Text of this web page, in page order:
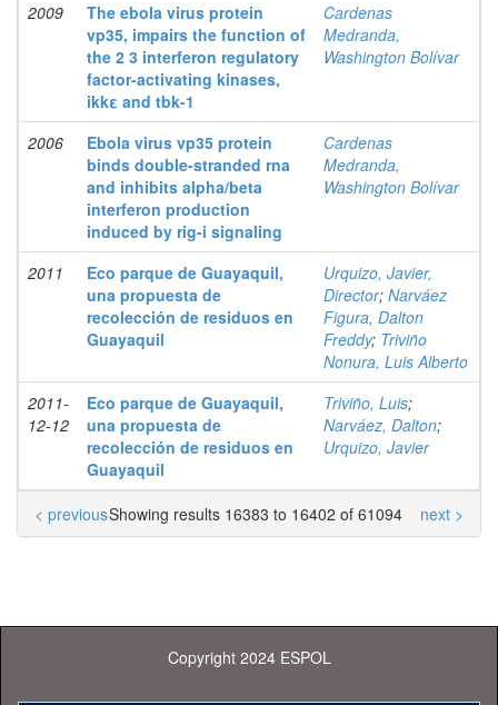
2009
The ebola virus protein
vp35, impairs the function of
the 2 3 interferon regulatory
factor-activating kinases,
ikkε and tbk-1
Cardenas
Medranda,
Washington Bolívar
2006
Ebola virus vp35 protein
binds double-stranded rna
and inhibits alpha/beta
interferon production
induced by rig-i signaling
Cardenas
Medranda,
Washington Bolívar
2011
Eco parque de Guayaquil,
una propuesta de
recolección de residuos en
Guayaquil
Urquizo, Javier,
Director; Narváez
Figura, Dalton
Freddy; Triviño
Nonura, Luis Alberto
2011-
12-12
Eco parque de Guayaquil,
una propuesta de
recolección de residuos en
Guayaquil
Triviño, Luis;
Narváez, Dalton;
Urquizo, Javier
Showing results 16383 to 16402 of 61094
< previous next >
Copyright 2024 ESPOL